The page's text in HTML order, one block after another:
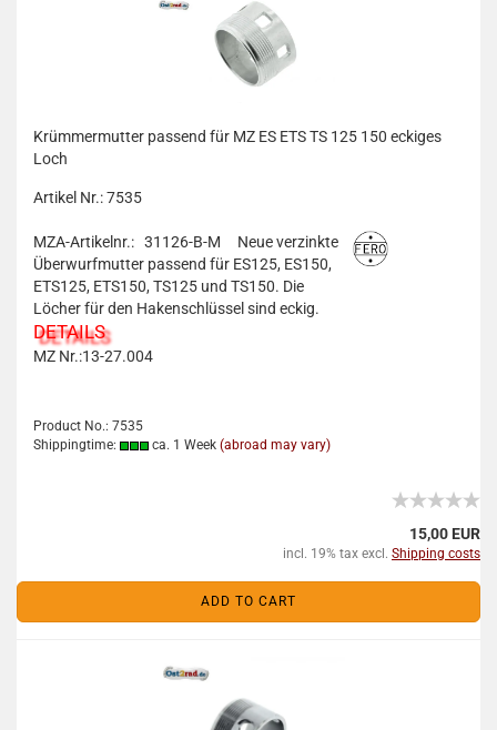
Krümmermutter passend für MZ ES ETS TS 125 150 eckiges
Loch
Artikel Nr.: 7535
MZA-Artikelnr.: 31126-B-M
Neue verzinkte
Überwurfmutter passend für ES125, ES150,
ETS125, ETS150, TS125 und TS150. Die
Löcher für den Hakenschlüssel sind eckig.
DETAILS
MZ Nr.:13-27.004
Product No.: 7535
Shippingtime:
ca. 1 Week (abroad may vary)
15,00 EUR
incl. 19% tax excl. Shipping costs
ADD TO CART